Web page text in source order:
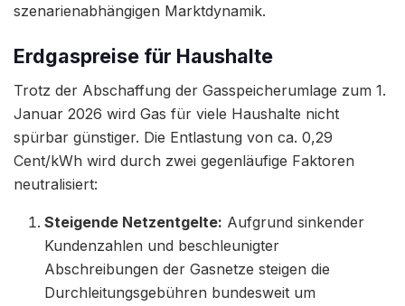
szenarienabhängigen Marktdynamik.
Erdgaspreise für Haushalte
Trotz der Abschaffung der Gasspeicherumlage zum 1.
Januar 2026 wird Gas für viele Haushalte nicht
spürbar günstiger. Die Entlastung von ca. 0,29
Cent/kWh wird durch zwei gegenläufige Faktoren
neutralisiert:
Steigende Netzentgelte: Aufgrund sinkender
Kundenzahlen und beschleunigter
Abschreibungen der Gasnetze steigen die
Durchleitungsgebühren bundesweit um